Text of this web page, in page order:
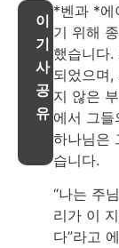
이
기
사
공
유
*벤과 *에
기 위해
했습니다.
되었으며
지 않은
에서 그
하나님은
습니다.
“나는 주
리가 이
다”라고